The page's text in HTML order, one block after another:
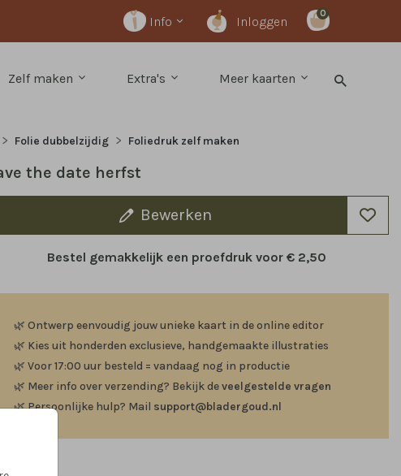
Info Inloggen
0
Zelf maken Extra's Meer kaarten
Folie dubbelzijdig Foliedruk zelf maken
the date herfst
Bewerken
Bestel gemakkelijk een proefdruk voor€ 2,50
🌿 Ontwerp eenvoudig jouw unieke kaart in de online editor
🌿 Kies uit honderden exclusieve, handgemaakte illustraties
🌿 Voor 17:00 uur besteld = vandaag nog in productie
🌿 Meer info over verzending? Bekijk deveelgestelde vragen
🌿Persoonlijke hulp? Mail support@bladergoud.nl